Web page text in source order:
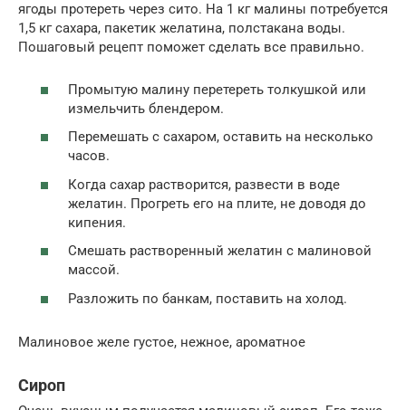
ягоды протереть через сито. На 1 кг малины потребуется
1,5 кг сахара, пакетик желатина, полстакана воды.
Пошаговый рецепт поможет сделать все правильно.
Промытую малину перетереть толкушкой или
измельчить блендером.
Перемешать с сахаром, оставить на несколько
часов.
Когда сахар растворится, развести в воде
желатин. Прогреть его на плите, не доводя до
кипения.
Смешать растворенный желатин с малиновой
массой.
Разложить по банкам, поставить на холод.
Малиновое желе густое, нежное, ароматное
Сироп